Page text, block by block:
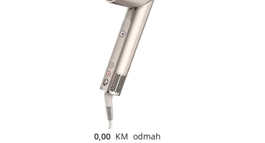
0,00 KM odmah